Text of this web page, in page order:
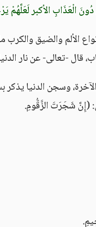
الْعَذَابِ الأكبر لَعَلَّهُمْ
الألم والضيق والكرب
قال -تعالى- عن نار
وسجن الدنيا
(إِنَّ شَجَرَتَ الزَّقُّومِ.